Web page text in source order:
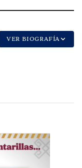
VER BIOGRAFÍA